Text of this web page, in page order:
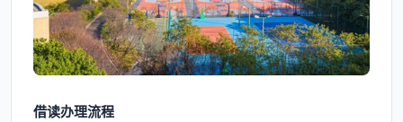
借读办理流程